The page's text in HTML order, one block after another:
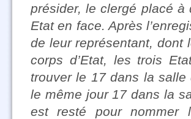
présider, le clergé placé
Etat en face. Après
de leur représentant, dont
corps d’Etat, les trois
trouver le 17 dans la salle
le même jour 17 dans la
est resté pour nommer